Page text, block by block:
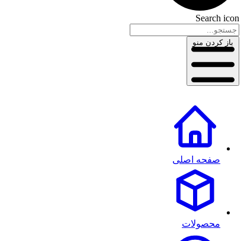
Search icon
باز کردن منو
صفحه اصلی
محصولات